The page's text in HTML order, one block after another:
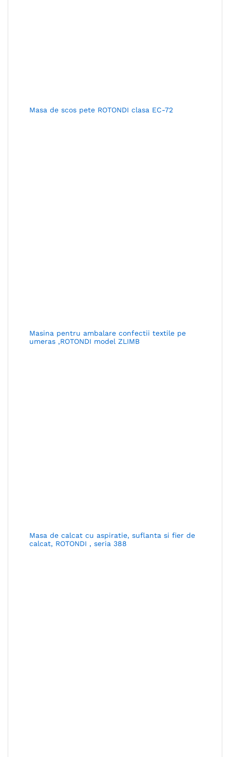
Masa de scos pete ROTONDI clasa EC-72
Masina pentru ambalare confectii textile pe
umeras ,ROTONDI model ZLIMB
Masa de calcat cu aspiratie, suflanta si fier de
calcat, ROTONDI , seria 388